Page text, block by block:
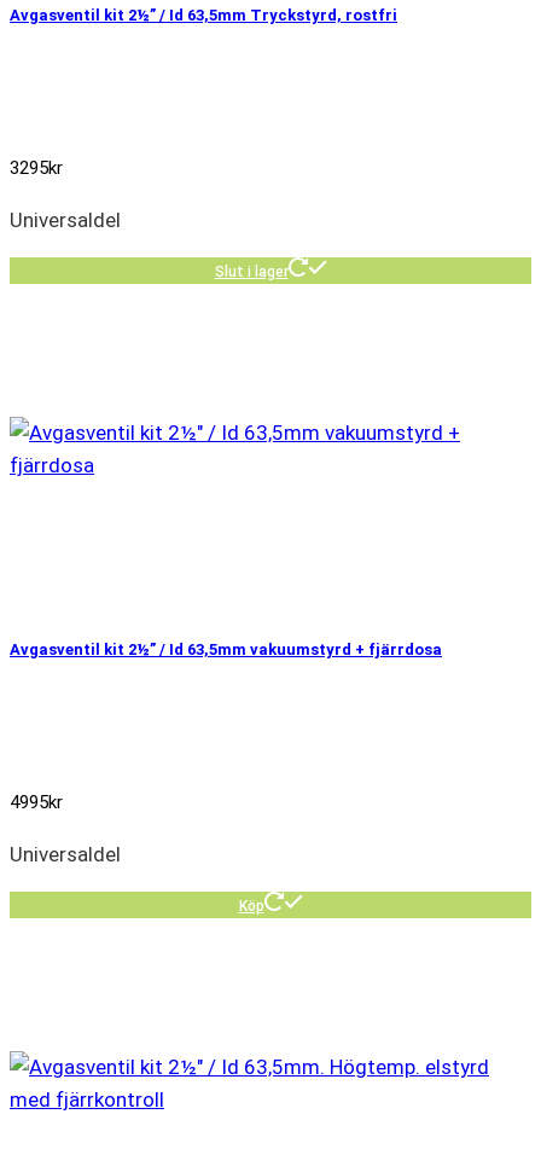
Avgasventil kit 2½” / Id 63,5mm Tryckstyrd, rostfri
3295kr
Universaldel
Slut i lager
Avgasventil kit 2½” / Id 63,5mm vakuumstyrd + fjärrdosa
4995kr
Universaldel
Köp